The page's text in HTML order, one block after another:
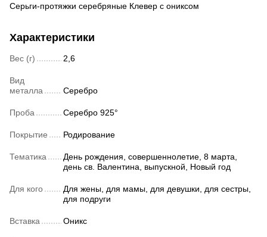
Серьги-протяжки серебряные Клевер с ониксом
Характеристики
Вес (г) 2,6
Вид
металла
Серебро
Проба Серебро 925°
Покрытие Родирование
Тематика
День рождения, совершеннолетие, 8 марта,
день св. Валентина, выпускной, Новый год
Для кого
Для жены, для мамы, для девушки, для сестры,
для подруги
Вставка Оникс